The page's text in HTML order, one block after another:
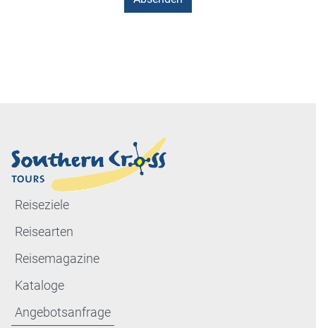
Reiseziele
Reisearten
Reisemagazine
Kataloge
Angebotsanfrage